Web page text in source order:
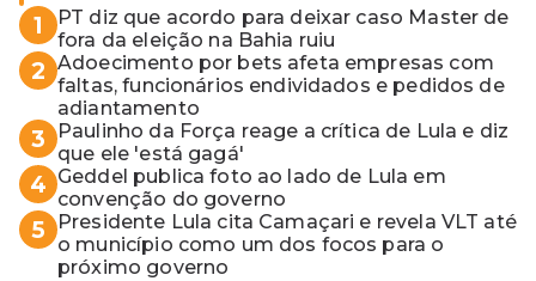
1
PT diz que acordo para deixar caso Master de
fora da eleição na Bahia ruiu
2 Adoecimento por bets afeta empresas com
faltas, funcionários endividados e pedidos de
adiantamento
3
Paulinho da Força reage a crítica de Lula e diz
que ele 'está gagá'
4 Geddel publica foto ao lado de Lula em
convenção do governo
5
Presidente Lula cita Camaçari e revela VLT até
o município como um dos focos para o
próximo governo